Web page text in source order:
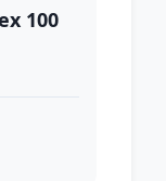
100